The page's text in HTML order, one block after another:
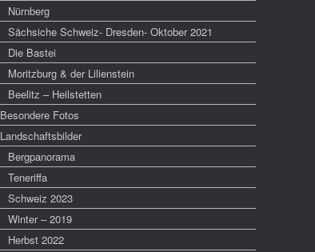
Nürnberg
Sächsiche Schweiz- Dresden- Oktober 2021
Die Bastei
Moritzburg & der Lilienstein
Beelitz – Heilstetten
Besondere Fotos
Landschaftsbilder
Bergpanorama
Teneriffa
Schweiz 2023
Winter – 2019
Herbst 2022